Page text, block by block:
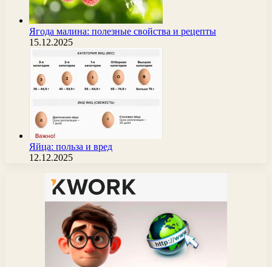
Ягода малина: полезные свойства и рецепты
15.12.2025
Яйца: польза и вред
12.12.2025